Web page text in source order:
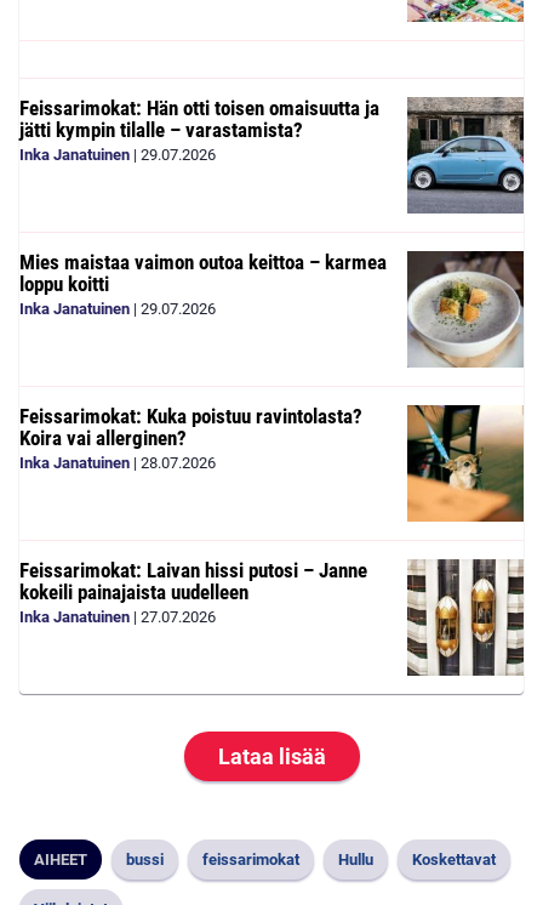
Feissarimokat: Hän otti toisen omaisuutta ja
jätti kympin tilalle – varastamista?
Inka Janatuinen | 29.07.2026
Mies maistaa vaimon outoa keittoa – karmea
loppu koitti
Inka Janatuinen | 29.07.2026
Feissarimokat: Kuka poistuu ravintolasta?
Koira vai allerginen?
Inka Janatuinen | 28.07.2026
Feissarimokat: Laivan hissi putosi – Janne
kokeili painajaista uudelleen
Inka Janatuinen | 27.07.2026
Lataa lisää
AIHEET bussi feissarimokat Hullu Koskettavat